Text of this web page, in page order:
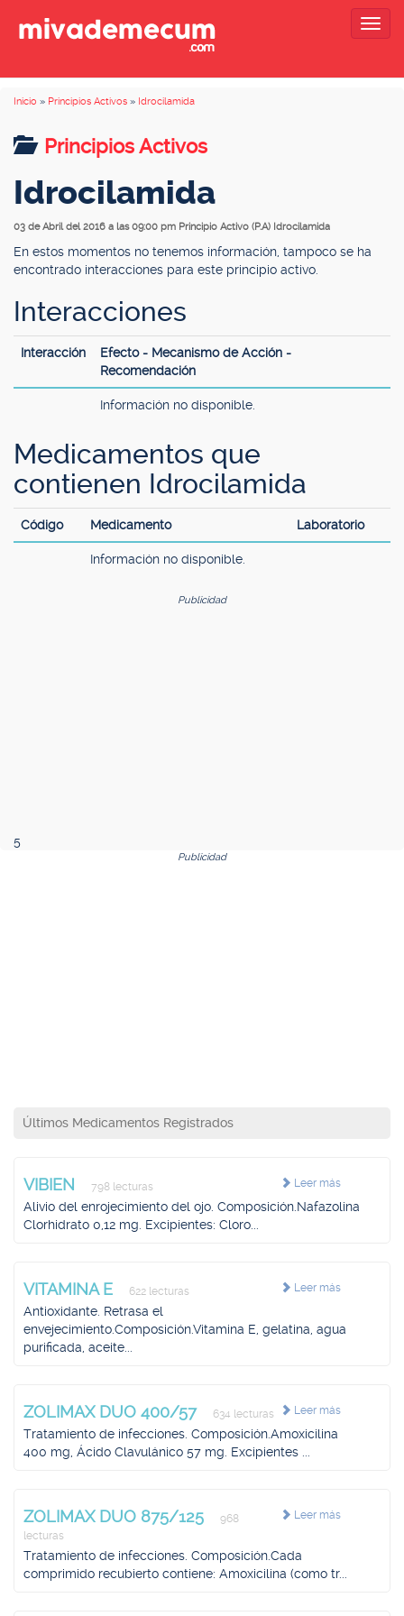
Inicio » Principios Activos » Idrocilamida
Principios Activos
Idrocilamida
03 de Abril del 2016 a las 09:00 pm Principio Activo (P.A) Idrocilamida
En estos momentos no tenemos información, tampoco se ha
encontrado interacciones para este principio activo.
Interacciones
Interacción
Efecto - Mecanismo de Acción -
Recomendación
Información no disponible.
Medicamentos que
contienen Idrocilamida
Código Medicamento Laboratorio
Información no disponible.
Publicidad
5
Publicidad
Últimos Medicamentos Registrados
Leer más
VIBIEN 798 lecturas
Alivio del enrojecimiento del ojo. Composición.Nafazolina
Clorhidrato 0,12 mg. Excipientes: Cloro...
Leer más
VITAMINA E 622 lecturas
Antioxidante. Retrasa el
envejecimiento.Composición.Vitamina E, gelatina, agua
purificada, aceite...
Leer más
ZOLIMAX DUO 400/57 634 lecturas
Tratamiento de infecciones. Composición.Amoxicilina
400 mg, Ácido Clavulánico 57 mg. Excipientes ...
Leer más
ZOLIMAX DUO 875/125
968
lecturas
Tratamiento de infecciones. Composición.Cada
comprimido recubierto contiene: Amoxicilina (como tr...